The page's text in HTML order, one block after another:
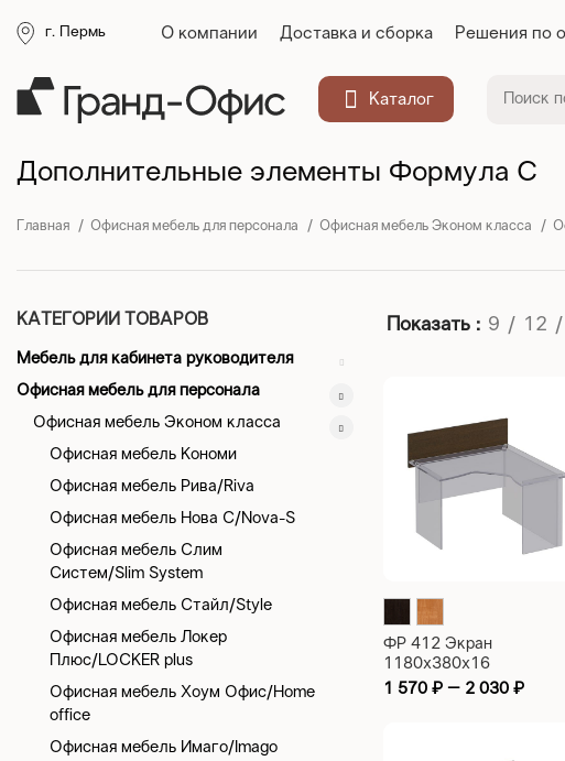
г. Пермь О компании Доставка и сборка Решения по
Каталог
Дополнительные элементы Формула С
Главная Офисная мебель для персонала Офисная мебель Эконом класса
КАТЕГОРИИ ТОВАРОВ
Мебель для кабинета руководителя
Офисная мебель для персонала
Офисная мебель Эконом класса
Офисная мебель Кономи
Офисная мебель Рива/Riva
Офисная мебель Нова С/Nova-S
Офисная мебель Слим
Систем/Slim System
Офисная мебель Стайл/Style
Офисная мебель Локер
Плюс/LOCKER plus
Офисная мебель Хоум Офис/Home
office
Офисная мебель Имаго/Imago
Показать 9 12
ФР 412 Экран
1180х380х16
1 570 ₽– 2 030 ₽